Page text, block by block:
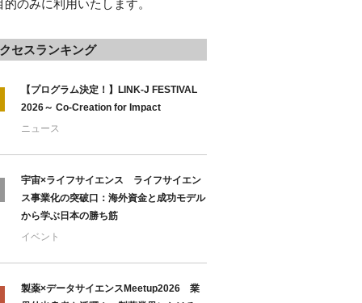
的のみに利用いたします。
セスランキング
【プログラム決定！】LINK-J FESTIVAL
2026～ Co-Creation for Impact
ニュース
宇宙×ライフサイエンス ライフサイエン
ス事業化の突破口：海外資金と成功モデル
から学ぶ日本の勝ち筋
イベント
製薬×データサイエンスMeetup2026 業